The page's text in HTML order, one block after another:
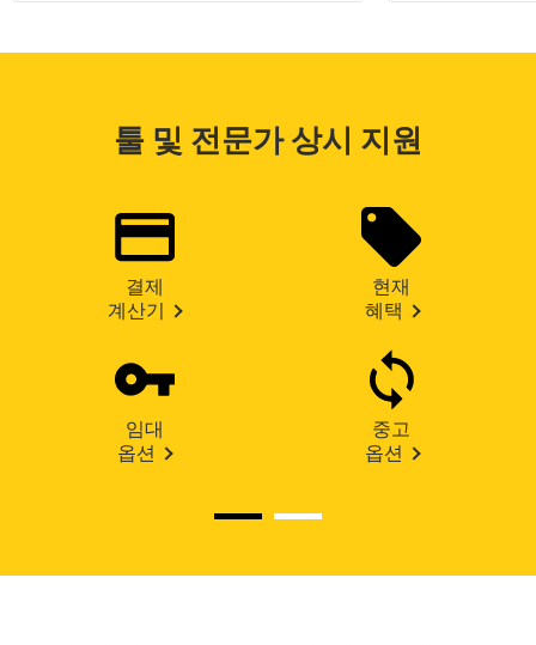
툴 및 전문가 상시 지원
결제
계산기
현재
혜택
임대
옵션
중고
옵션